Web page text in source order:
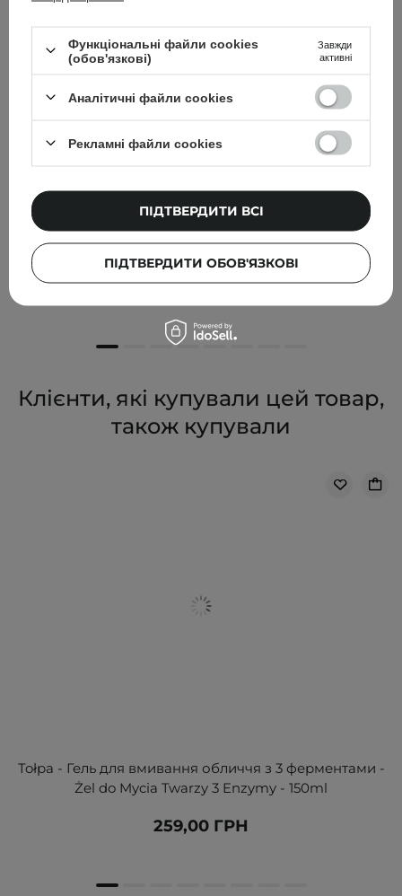
БЕСТСЕЛЕР
Dr. Althea - Зволожувальний набір Hydrating Duo - 50
ml + 50 ml
1 664,00 ГРН
1 498,00 ГРН
Клієнти, які купували цей товар,
також купували
Tołpa - Гель для вмивання обличчя з 3 ферментами -
Żel do Mycia Twarzy 3 Enzymy - 150ml
259,00 ГРН
Функціональні файли cookies
(обов'язкові)
Завжди
активні
Аналітичні файли cookies
Рекламні файли cookies
ПІДТВЕРДИТИ ОБОВ'ЯЗКОВІ
ПІДТВЕРДИТИ ВСІ